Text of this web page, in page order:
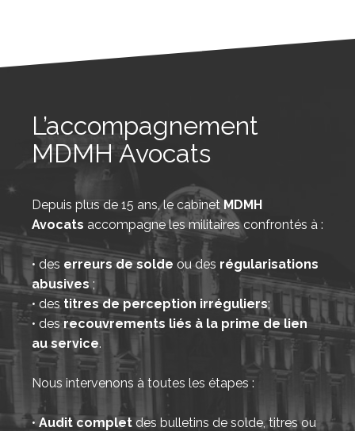
L’accompagnement
MDMH Avocats
Depuis plus de 15 ans, le cabinetMDMH
Avocats accompagne les militaires confrontés à :
• des erreurs de solde ou des régularisations
abusives ;
• destitres de perception irréguliers;
• desrecouvrements liés à la prime de lien
au service.
Nous intervenons à toutes les étapes :
•Audit complet des bulletins de solde, titres ou